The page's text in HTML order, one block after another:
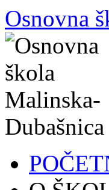
Skoči
do
sadržaja
Osnovna